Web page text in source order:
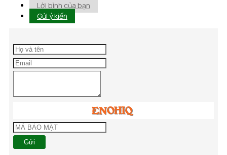
Lời bình của bạn
Gửi ý kiến
Gửi